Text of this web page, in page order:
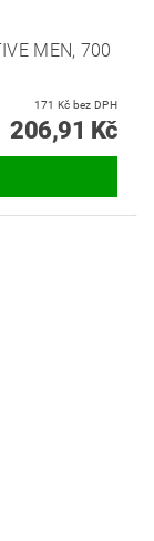
MEN, 700
171 Kč bez DPH
206,91 Kč